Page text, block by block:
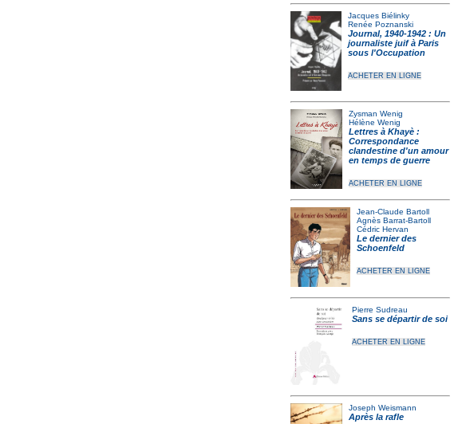
Jacques Biélinky
Renée Poznanski
Journal, 1940-1942 : Un
journaliste juif à Paris
sous l'Occupation
ACHETER EN LIGNE
Zysman Wenig
Hélène Wenig
Lettres à Khayè :
Correspondance
clandestine d'un amour
en temps de guerre
ACHETER EN LIGNE
Jean-Claude Bartoll
Agnès Barrat-Bartoll
Cédric Hervan
Le dernier des
Schoenfeld
ACHETER EN LIGNE
Pierre Sudreau
Sans se départir de soi
ACHETER EN LIGNE
Joseph Weismann
Après la rafle